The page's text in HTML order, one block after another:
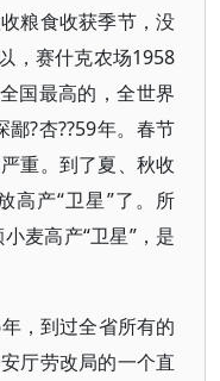
粮食收获季节，没
，赛什克农场1958
国最高的，全世界
鄙?杏??59年。春节
重。到了夏、秋收
高产“卫星”了。所
麦高产“卫星”，是
，到过全省所有的
厅劳改局的一个直